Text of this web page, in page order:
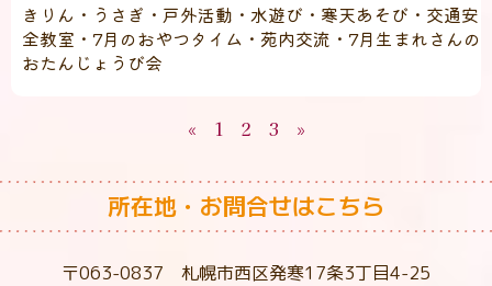
きりん・うさぎ・戸外活動・水遊び・寒天あそび・交通安
全教室・7月のおやつタイム・苑内交流・7月生まれさんの
おたんじょうび会
« 1 2 3 »
所在地・お問合せはこちら
〒063-0837 札幌市西区発寒17条3丁目4-25